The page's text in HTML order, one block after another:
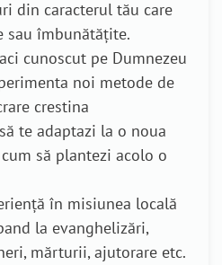
din caracterul tău care
sau îmbunătățite.
cunoscut pe Dumnezeu
noi metode de
crestina
te adaptazi la o noua
să plantezi acolo o
în misiunea locală
la evanghelizări,
mărturii, ajutorare etc.